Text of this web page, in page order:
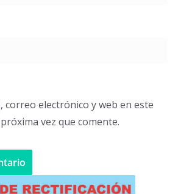
correo electrónico y web en este
vez que comente.